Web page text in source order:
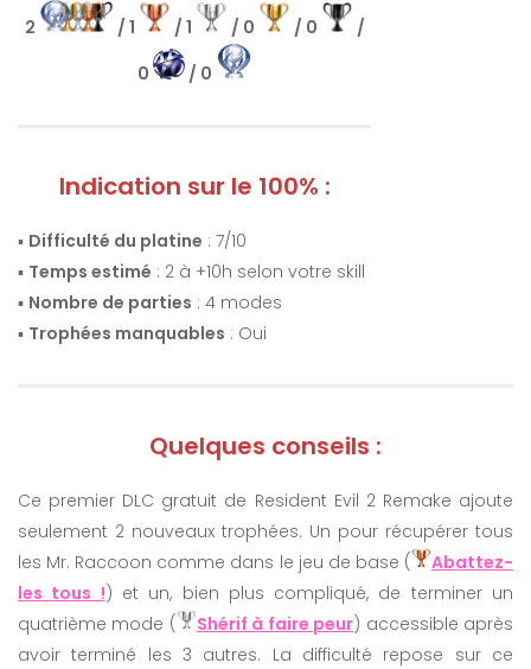
2 / 1 / 1 / 0 / 0
/
0
/ 0
Indication sur le 100% :
▪️ Difficulté du platine : 7/10
▪️ Temps estimé : 2 à +10h selon votre skill
▪️ Nombre de parties : 4 modes
▪️ Trophées manquables : Oui
Quelques conseils :
Ce premier DLC gratuit de Resident Evil 2 Remake ajoute
seulement 2 nouveaux trophées. Un pour récupérer tous
les Mr. Raccoon comme dans le jeu de base (
Abattez-
les tous !) et un, bien plus compliqué, de terminer un
quatrième mode (
Shérif à faire peur) accessible après
avoir terminé les 3 autres. La difficulté repose sur ce